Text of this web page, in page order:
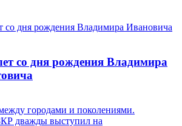
со дня рождения Владимира